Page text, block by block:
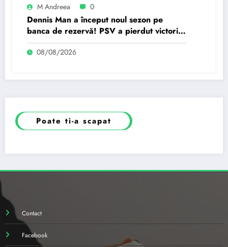
M Andreea 0
Dennis Man a început noul sezon pe
banca de rezervă! PSV a pierdut victoria
în ultimele minute.
08/08/2026
Poate ti-a scapat
Contact
Facebook